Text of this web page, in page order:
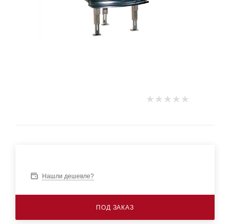
Нашли дешевле?
ПОД ЗАКАЗ